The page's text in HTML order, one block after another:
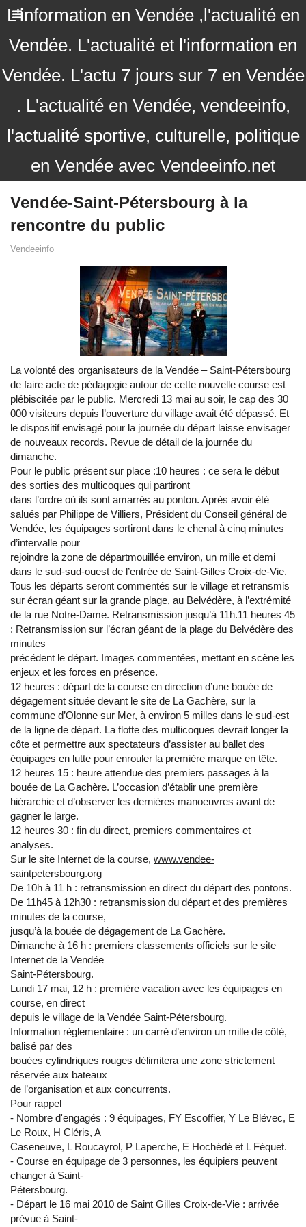
L'information en Vendée ,l'actualité en
Vendée. L'actualité et l'information en
Vendée. L'actu 7 jours sur 7 en Vendée
. L'actualité en Vendée, vendeeinfo,
l'actualité sportive, culturelle, politique
en Vendée avec Vendeeinfo.net
Vendée-Saint-Pétersbourg à la
rencontre du public
Vendeeinfo
La volonté des organisateurs de la Vendée – Saint-Pétersbourg
de faire acte de pédagogie autour de cette nouvelle course est
plébiscitée par le public. Mercredi 13 mai au soir, le cap des 30
000 visiteurs depuis l’ouverture du village avait été dépassé. Et
le dispositif envisagé pour la journée du départ laisse envisager
de nouveaux records. Revue de détail de la journée du
dimanche.
Pour le public présent sur place :10 heures : ce sera le début
des sorties des multicoques qui partiront
dans l’ordre où ils sont amarrés au ponton. Après avoir été
salués par Philippe de Villiers, Président du Conseil général de
Vendée, les équipages sortiront dans le chenal à cinq minutes
d’intervalle pour
rejoindre la zone de départmouillée environ, un mille et demi
dans le sud-sud-ouest de l’entrée de Saint-Gilles Croix-de-Vie.
Tous les départs seront commentés sur le village et retransmis
sur écran géant sur la grande plage, au Belvédère, à l’extrémité
de la rue Notre-Dame. Retransmission jusqu’à 11h.11 heures 45
: Retransmission sur l’écran géant de la plage du Belvédère des
minutes
précédent le départ. Images commentées, mettant en scène les
enjeux et les forces en présence.
12 heures : départ de la course en direction d’une bouée de
dégagement située devant le site de La Gachère, sur la
commune d’Olonne sur Mer, à environ 5 milles dans le sud-est
de la ligne de départ. La flotte des multicoques devrait longer la
côte et permettre aux spectateurs d’assister au ballet des
équipages en lutte pour enrouler la première marque en tête.
12 heures 15 : heure attendue des premiers passages à la
bouée de La Gachère. L’occasion d’établir une première
hiérarchie et d’observer les dernières manoeuvres avant de
gagner le large.
12 heures 30 : fin du direct, premiers commentaires et
analyses.
Sur le site Internet de la course, www.vendee-
saintpetersbourg.org
De 10h à 11 h : retransmission en direct du départ des pontons.
De 11h45 à 12h30 : retransmission du départ et des premières
minutes de la course,
jusqu’à la bouée de dégagement de La Gachère.
Dimanche à 16 h : premiers classements officiels sur le site
Internet de la Vendée
Saint-Pétersbourg.
Lundi 17 mai, 12 h : première vacation avec les équipages en
course, en direct
depuis le village de la Vendée Saint-Pétersbourg.
Information règlementaire : un carré d’environ un mille de côté,
balisé par des
bouées cylindriques rouges délimitera une zone strictement
réservée aux bateaux
de l’organisation et aux concurrents.
Pour rappel
- Nombre d'engagés : 9 équipages, FY Escoffier, Y Le Blévec, E
Le Roux, H Cléris, A
Caseneuve, L Roucayrol, P Laperche, E Hochédé et L Féquet.
- Course en équipage de 3 personnes, les équipiers peuvent
changer à Saint-
Pétersbourg.
- Départ le 16 mai 2010 de Saint Gilles Croix-de-Vie : arrivée
prévue à Saint-